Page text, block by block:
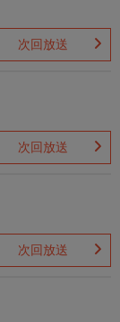
次回放送
次回放送
次回放送